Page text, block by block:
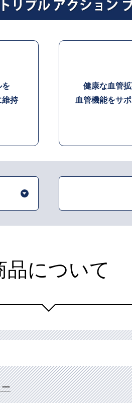
を
維持
健康な血管
血管機能をサ
品について